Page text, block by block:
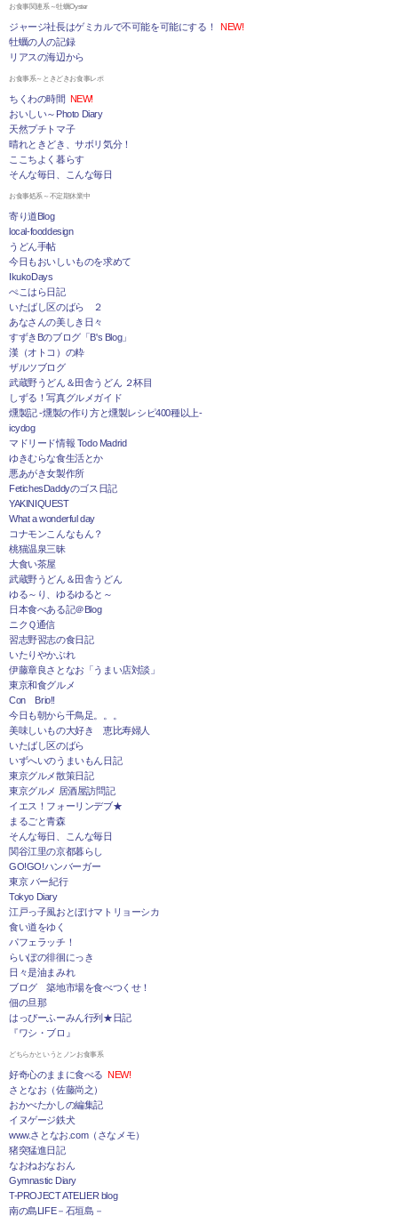
お食事関連系～牡蠣Oyster
ジャージ社長はゲミカルで不可能を可能にする！
NEW!
牡蠣の人の記録
リアスの海辺から
お食事系～ときどきお食事レポ
ちくわの時間 NEW!
おいしい～Photo Diary
天然プチトマ子
晴れときどき、サボリ気分！
ここちよく暮らす
そんな毎日、こんな毎日
お食事処系～不定期休業中
寄り道Blog
local-fooddesign
うどん手帖
今日もおいしいものを求めて
IkukoDays
ぺこはら日記
いたばし区のばら ２
あなさんの美しき日々
すずきBのブログ「B's Blog」
漢（オトコ）の粋
ザルツブログ
武蔵野うどん＆田舎うどん ２杯目
しずる！写真グルメガイド
燻製記 -燻製の作り方と燻製レシピ400種以上-
icydog
マドリード情報 Todo Madrid
ゆきむらな食生活とか
悪あがき女製作所
FetichesDaddyのゴス日記
YAKINIQUEST
What a wonderful day
コナモンこんなもん？
桃猫温泉三昧
大食い茶屋
武蔵野うどん＆田舎うどん
ゆる～り、ゆるゆると～
日本食べある記＠Blog
ニクＱ通信
習志野習志の食日記
いたりやかぶれ
伊藤章良さとなお「うまい店対談」
東京和食グルメ
Con Brio!!
今日も朝から千鳥足。。。
美味しいもの大好き 恵比寿婦人
いたばし区のばら
いずへいのうまいもん日記
東京グルメ散策日記
東京グルメ 居酒屋訪問記
イエス！フォーリンデブ★
まるごと青森
そんな毎日、こんな毎日
関谷江里の京都暮らし
GO!GO!ハンバーガー
東京 バー紀行
Tokyo Diary
江戸っ子風おとぼけマトリョーシカ
食い道をゆく
パフェラッチ！
らいぽの徘徊にっき
日々是油まみれ
ブログ 築地市場を食べつくせ！
佃の旦那
はっぴーふーみん行列★日記
『ワシ・ブロ』
どちらかというとノンお食事系
好奇心のままに食べる NEW!
さとなお（佐藤尚之）
おかべたかしの編集記
イヌゲージ鉄犬
www.さとなお.com（さなメモ）
猪突猛進日記
なおねおなおん
Gymnastic Diary
T-PROJECT ATELIER blog
南の島LIFE－石垣島－